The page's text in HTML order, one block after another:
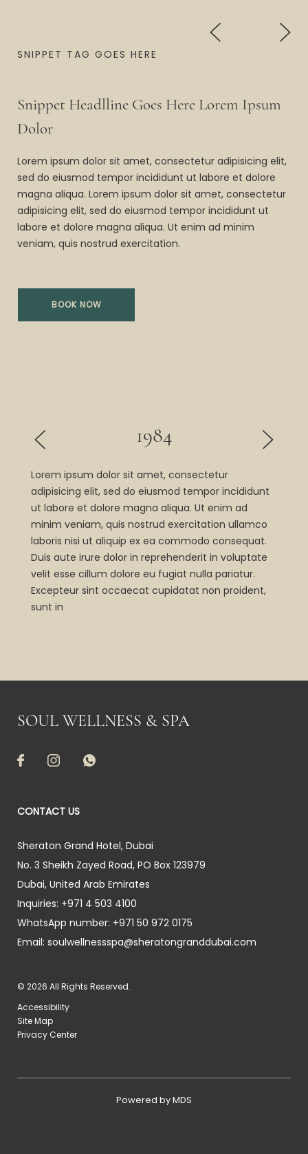
SNIPPET TAG GOES HERE
Snippet Headlline Goes Here Lorem Ipsum
Dolor
Lorem ipsum dolor sit amet, consectetur adipisicing elit,
sed do eiusmod tempor incididunt ut labore et dolore
magna aliqua. Lorem ipsum dolor sit amet, consectetur
adipisicing elit, sed do eiusmod tempor incididunt ut
labore et dolore magna aliqua. Ut enim ad minim
veniam, quis nostrud exercitation.
BOOK NOW
1984
Lorem ipsum dolor sit amet, consectetur
adipisicing elit, sed do eiusmod tempor incididunt
ut labore et dolore magna aliqua. Ut enim ad
minim veniam, quis nostrud exercitation ullamco
laboris nisi ut aliquip ex ea commodo consequat.
Duis aute irure dolor in reprehenderit in voluptate
velit esse cillum dolore eu fugiat nulla pariatur.
Excepteur sint occaecat cupidatat non proident,
sunt in
SOUL WELLNESS & SPA
CONTACT US
Sheraton Grand Hotel, Dubai
No. 3 Sheikh Zayed Road, PO Box 123979
Dubai, United Arab Emirates
Inquiries: +971 4 503 4100
WhatsApp number: +971 50 972 0175
Email: soulwellnessspa@sheratongranddubai.com
© 2026 All Rights Reserved.
Accessibility
Site Map
Privacy Center
Powered by MDS